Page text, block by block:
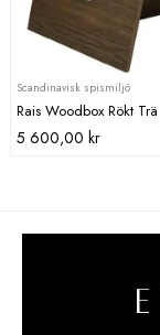
Scandinavisk spismiljö
Rais Woodbox Rökt Trä
5 600,00 kr